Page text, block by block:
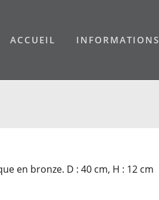
ACCUEIL INFORMATIONS
en bronze. D : 40 cm, H : 12 cm